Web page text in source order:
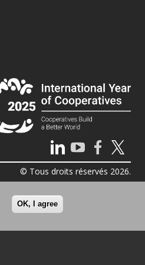
© Tous droits réservés 2026.
OK, I agree